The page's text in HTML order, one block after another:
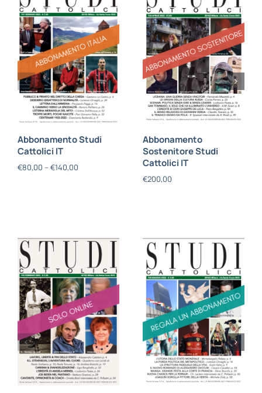
Abbonamento Studi
Cattolici IT
€80,00 – €140,00
Abbonamento
Sostenitore Studi
Cattolici IT
€200,00